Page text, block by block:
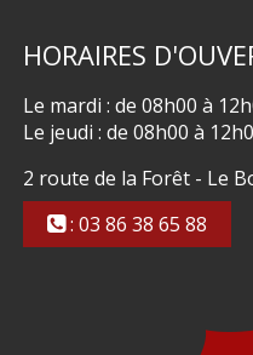
HORAIRES
Le mardi : de 08h00 à
Le jeudi : de 08h00 à
2 route de la Forêt - Le
: 03 86 38 65 88